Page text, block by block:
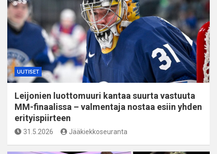
UUTISET
Leijonien luottomuuri kantaa suurta vastuuta
MM-finaalissa – valmentaja nostaa esiin yhden
erityispiirteen
31.5.2026 Jääkiekkoseuranta